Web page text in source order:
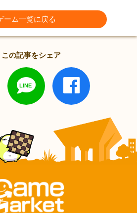
ーム一覧に戻る
この記事をシェア